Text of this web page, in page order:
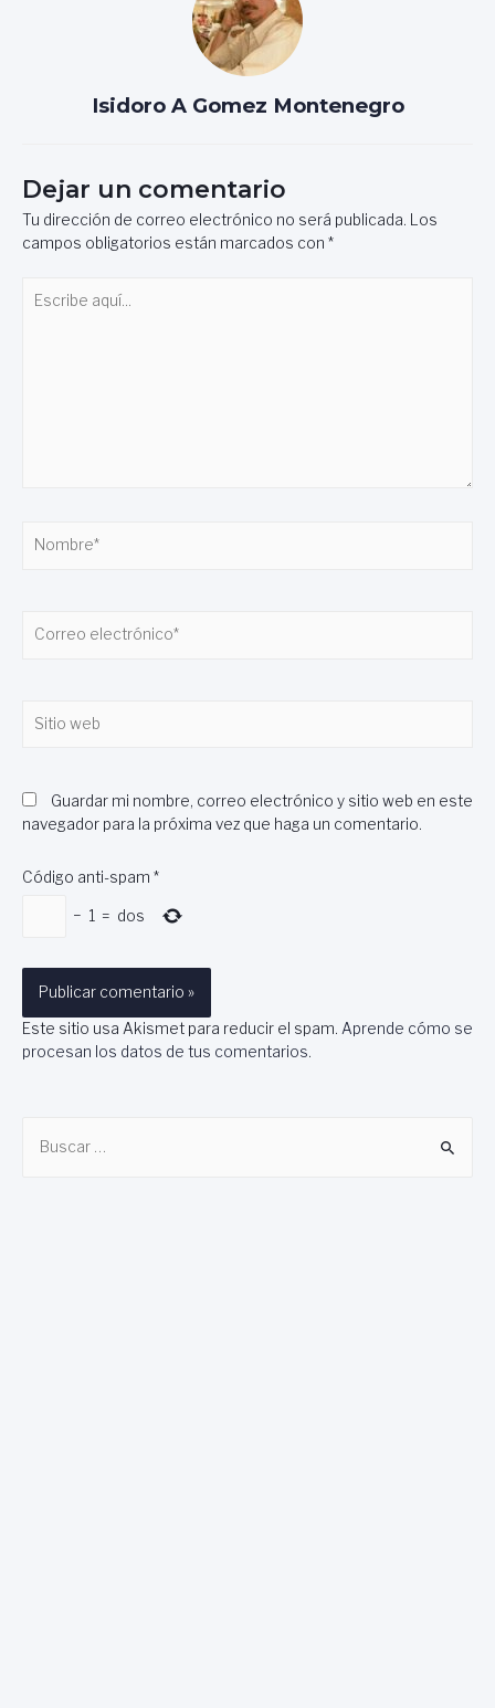
Isidoro A Gomez Montenegro
Dejar un comentario
Tu dirección de correo electrónico no será publicada. Los
campos obligatorios están marcados con *
aquí...
electrónico*
web
Guardar mi nombre, correo electrónico y sitio web en este
navegador para la próxima vez que haga un comentario.
Código anti-spam *
− 1 = dos
Este sitio usa Akismet para reducir el spam. Aprende cómo se
procesan los datos de tus comentarios.